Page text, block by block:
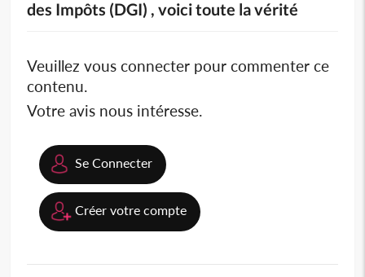
des Impôts (DGI) , voici toute la vérité
Veuillez vous connecter pour commenter ce
contenu.
Votre avis nous intéresse.
Se Connecter
Créer votre compte